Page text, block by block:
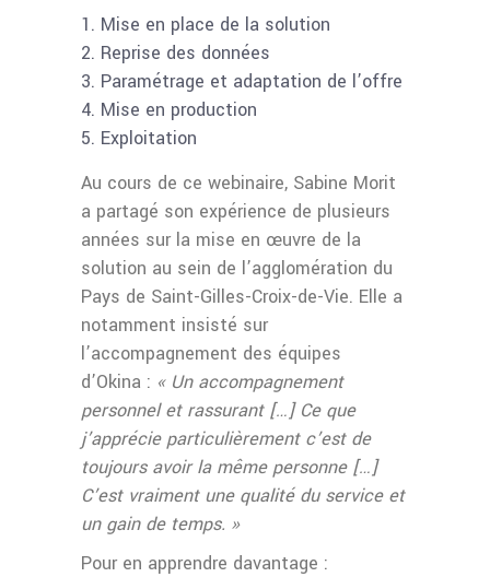
Mise en place de la solution
Reprise des données
Paramétrage et adaptation de l’offre
Mise en production
Exploitation
Au cours de ce webinaire, Sabine Morit
a partagé son expérience de plusieurs
années sur la mise en œuvre de la
solution au sein de l’agglomération du
Pays de Saint-Gilles-Croix-de-Vie. Elle a
notamment insisté sur
l’accompagnement des équipes
d’Okina : « Un accompagnement
personnel et rassurant […] Ce que
j’apprécie particulièrement c’est de
toujours avoir la même personne […]
C’est vraiment une qualité du service et
un gain de temps. »
Pour en apprendre davantage :